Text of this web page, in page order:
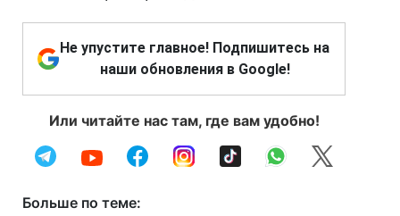
Не упустите главное! Подпишитесь на
наши обновления в Google!
Или читайте нас там, где вам удобно!
Больше по теме: